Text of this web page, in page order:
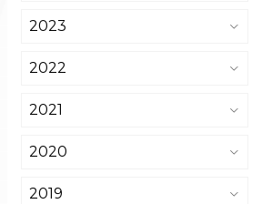
2023
2022
2021
2020
2019